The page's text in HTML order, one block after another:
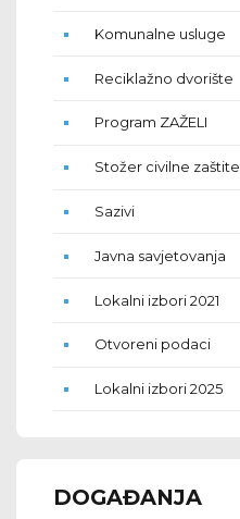
Komunalne usluge
Reciklažno dvorište
Program ZAŽELI
Stožer civilne zaštite
Sazivi
Javna savjetovanja
Lokalni izbori 2021
Otvoreni podaci
Lokalni izbori 2025
DOGAĐANJA